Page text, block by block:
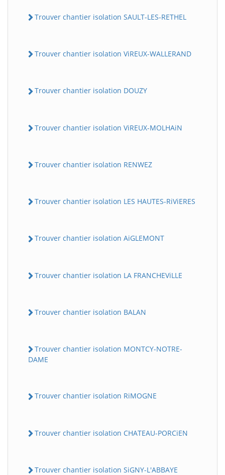
Trouver chantier isolation SAULT-LES-RETHEL
Trouver chantier isolation ViREUX-WALLERAND
Trouver chantier isolation DOUZY
Trouver chantier isolation ViREUX-MOLHAiN
Trouver chantier isolation RENWEZ
Trouver chantier isolation LES HAUTES-RiViERES
Trouver chantier isolation AiGLEMONT
Trouver chantier isolation LA FRANCHEViLLE
Trouver chantier isolation BALAN
Trouver chantier isolation MONTCY-NOTRE-
DAME
Trouver chantier isolation RiMOGNE
Trouver chantier isolation CHATEAU-PORCiEN
Trouver chantier isolation SiGNY-L'ABBAYE